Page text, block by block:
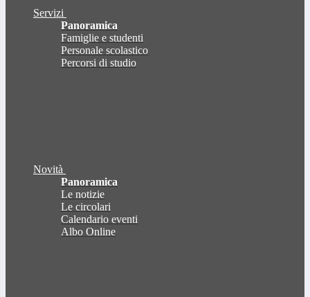
Servizi
Panoramica
Famiglie e studenti
Personale scolastico
Percorsi di studio
Novità
Panoramica
Le notizie
Le circolari
Calendario eventi
Albo Online